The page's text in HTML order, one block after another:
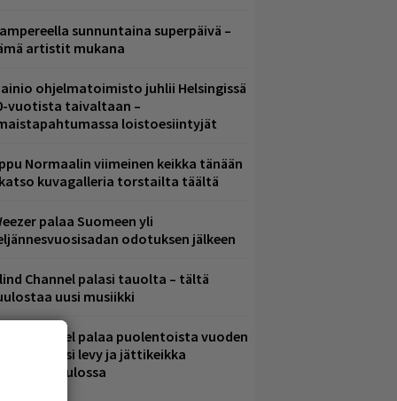
sunnuntaina superpäivä –
artistit mukana
ohjelmatoimisto juhlii Helsingissä
vuotista taivaltaan –
loistoesiintyjät
Normaalin viimeinen keikka tänään
kuvagalleria torstailta täältä
palaa Suomeen yli
odotuksen jälkeen
Channel palasi tauolta – tältä
uusi musiikki
Blind Channel palaa puolentoista vuoden
– uusi levy ja jättikeikka
tulossa